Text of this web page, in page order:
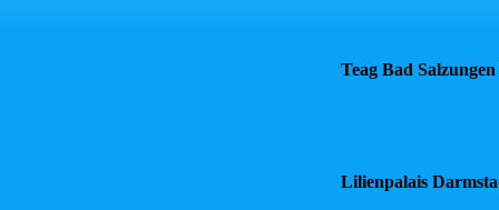
Teag Bad Salzungen
Lilienpalais